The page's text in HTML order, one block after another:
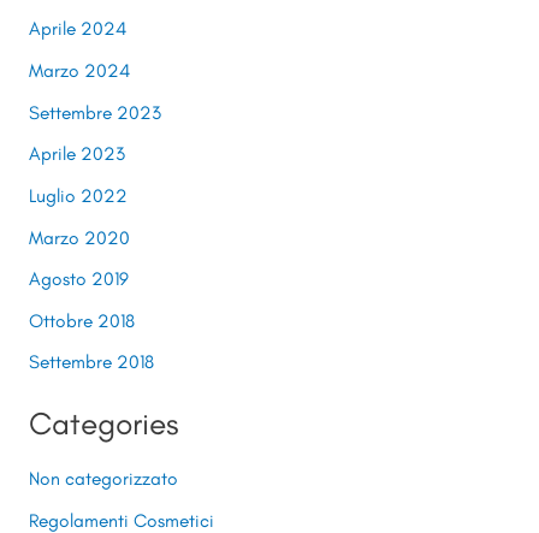
Aprile 2024
Marzo 2024
Settembre 2023
Aprile 2023
Luglio 2022
Marzo 2020
Agosto 2019
Ottobre 2018
Settembre 2018
Categories
Non categorizzato
Regolamenti Cosmetici